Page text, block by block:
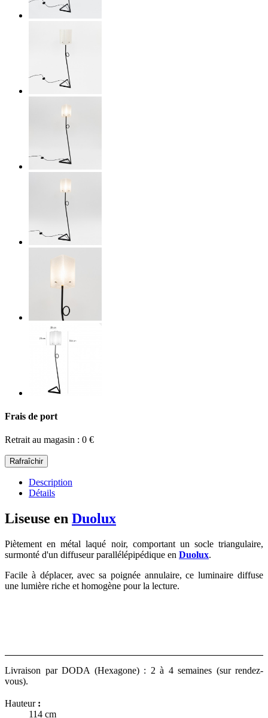
Frais de port
Retrait au magasin : 0 €
Description
Détails
Liseuse en Duolux
Piètement en métal laqué noir, comportant un socle triangulaire,
surmonté d'un diffuseur parallélépipédique en Duolux.
Facile à déplacer, avec sa poignée annulaire, ce luminaire diffuse
une lumière riche et homogène pour la lecture.
Livraison par DODA (Hexagone) : 2 à 4 semaines (sur rendez-
vous).
Hauteur :
114 cm